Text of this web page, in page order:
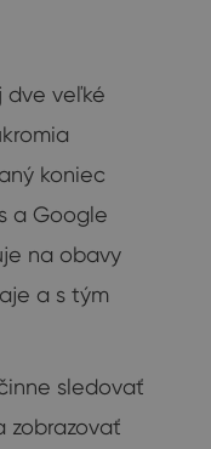
dve veľké
koniec
a Google
na obavy
a s tým
sledovať
zobrazovať